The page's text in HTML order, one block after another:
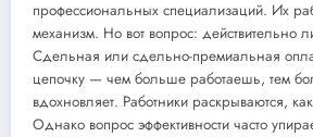
профессиональных специализаций. Их
механизм. Но вот вопрос: действительно
Сдельная или сдельно-премиальная
цепочку — чем больше работаешь, тем
вдохновляет. Работники раскрываются,
Однако вопрос эффективности часто